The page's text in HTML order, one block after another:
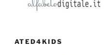
ATED4KIDS